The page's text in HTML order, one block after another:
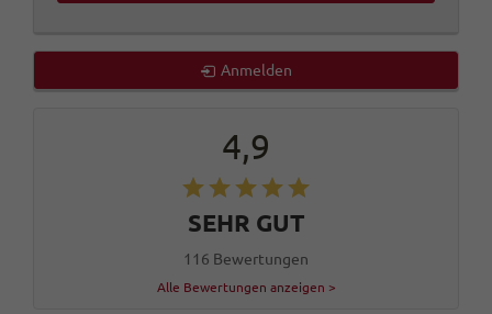
Anmelden
4,9
SEHR GUT
116 Bewertungen
Alle Bewertungen anzeigen >